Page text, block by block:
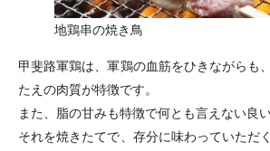
地鶏串の焼き鳥
甲斐路軍鶏は、軍鶏の血筋をひきながらも
たえの肉質が特徴です。
また、脂の甘みも特徴で何とも言えない良
それを焼きたてで、存分に味わっていただ